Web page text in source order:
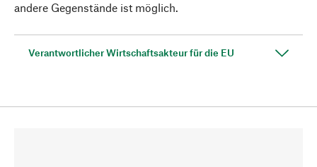
andere Gegenstände ist möglich.
Verantwortlicher Wirtschaftsakteur für die EU